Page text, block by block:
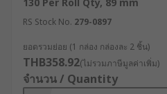
พิมพ์ข้อมูล อาจเป็นกระดาษ
PE, PET), หรือวัสดุพิเศษอื่น
ชั้นกาว (Adhesive) : คือส่
ติดกับพื้นผิวของผลิตภัณฑ์
กระดาษรองหลัง (Liner ห
RS Stock No. 279-0897
ยอดรวมย่อย (1 กล่อง กล่องละ 2 ชิ้น)
THB358.92(ไม่รวมภาษีมูลค่าเพิ่ม)
จำนวน / Quantity